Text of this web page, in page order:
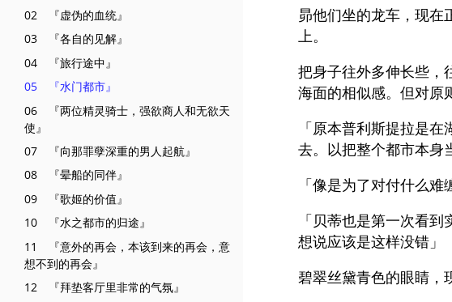
02 『虚伪的血统』
03 『各自的见解』
04 『旅行途中』
05 『水门都市』
06 『两位精灵骑士，强欲商人和无欲天
使』
07 『向那罪孽深重的男人起航』
08 『晕船的同伴』
09 『歌姬的价值』
10 『水之都市的归途』
11 『意外的再会，本该到来的再会，意
想不到的再会』
12 『拜垫客厅里非常的气氛』
昴他们坐的龙车，现在
上。
把身子往外多伸长些，
海面的相似感。但对原
「原本普利斯提拉是
去。以把整个都市本身
「像是为了对付什么
「贝蒂也是第一次看
想说应该是这样没错」
碧翠丝黛青色的眼睛，